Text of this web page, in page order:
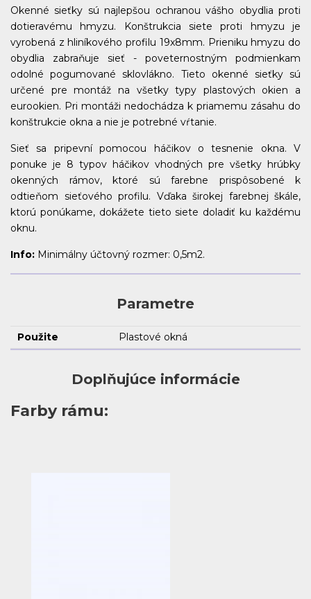
Okenné sieťky sú najlepšou ochranou vášho obydlia proti
dotieravému hmyzu. Konštrukcia siete proti hmyzu je
vyrobená z hliníkového profilu 19x8mm. Prieniku hmyzu do
obydlia zabraňuje sieť - poveternostným podmienkam
odolné pogumované sklovlákno. Tieto okenné sieťky sú
určené pre montáž na všetky typy plastových okien a
eurookien. Pri montáži nedochádza k priamemu zásahu do
konštrukcie okna a nie je potrebné vŕtanie.
Sieť sa pripevní pomocou háčikov o tesnenie okna. V
ponuke je 8 typov háčikov vhodných pre všetky hrúbky
okenných rámov, ktoré sú farebne prispôsobené k
odtieňom sieťového profilu. Vďaka širokej farebnej škále,
ktorú ponúkame, dokážete tieto siete doladiť ku každému
oknu.
Info: Minimálny účtovný rozmer: 0,5m2.
Parametre
Použite Plastové okná
Doplňujúce informácie
Farby rámu: